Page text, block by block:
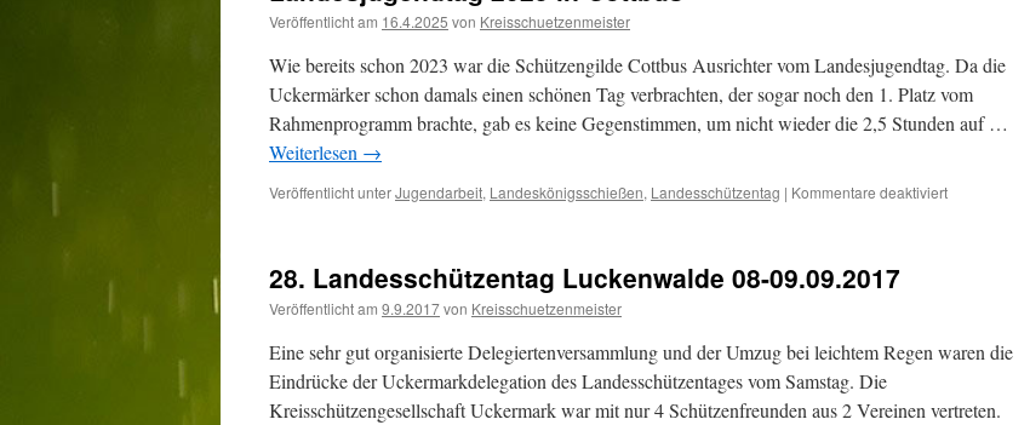
Veröffentlicht am 16.4.2025 von Kreisschuetzenmeister
Wie bereits schon 2023 war die Schützengilde Cottbus Ausrichter vom Landesjugendtag. Da die
Uckermärker schon damals einen schönen Tag verbrachten, der sogar noch den 1. Platz vom
Rahmenprogramm brachte, gab es keine Gegenstimmen, um nicht wieder die 2,5 Stunden auf …
Weiterlesen →
Veröffentlicht unterJugendarbeit, Landeskönigsschießen, Landesschützentag | Kommentare deaktiviertfür
28. Landesschützentag Luckenwalde 08-09.09.2017
Veröffentlicht am 9.9.2017von Kreisschuetzenmeister
Eine sehr gut organisierte Delegiertenversammlung und der Umzug bei leichtem Regen waren die
Eindrücke der Uckermarkdelegation des Landesschützentages vom Samstag. Die
Kreisschützengesellschaft Uckermark war mit nur 4 Schützenfreunden aus 2 Vereinen vertreten.